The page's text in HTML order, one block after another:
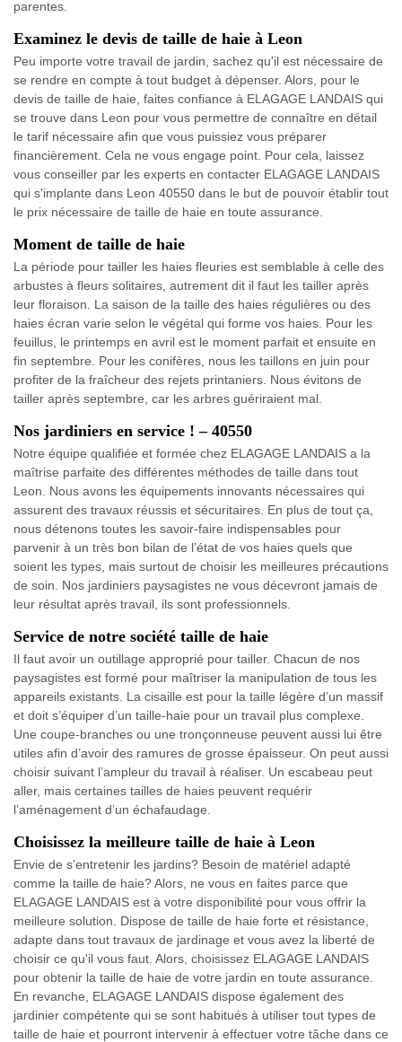
parentes.
Examinez le devis de taille de haie à Leon
Peu importe votre travail de jardin, sachez qu'il est nécessaire de
se rendre en compte à tout budget à dépenser. Alors, pour le
devis de taille de haie, faites confiance à ELAGAGE LANDAIS qui
se trouve dans Leon pour vous permettre de connaître en détail
le tarif nécessaire afin que vous puissiez vous préparer
financièrement. Cela ne vous engage point. Pour cela, laissez
vous conseiller par les experts en contacter ELAGAGE LANDAIS
qui s'implante dans Leon 40550 dans le but de pouvoir établir tout
le prix nécessaire de taille de haie en toute assurance.
Moment de taille de haie
La période pour tailler les haies fleuries est semblable à celle des
arbustes à fleurs solitaires, autrement dit il faut les tailler après
leur floraison. La saison de la taille des haies régulières ou des
haies écran varie selon le végétal qui forme vos haies. Pour les
feuillus, le printemps en avril est le moment parfait et ensuite en
fin septembre. Pour les conifères, nous les taillons en juin pour
profiter de la fraîcheur des rejets printaniers. Nous évitons de
tailler après septembre, car les arbres guériraient mal.
Nos jardiniers en service ! – 40550
Notre équipe qualifiée et formée chez ELAGAGE LANDAIS a la
maîtrise parfaite des différentes méthodes de taille dans tout
Leon. Nous avons les équipements innovants nécessaires qui
assurent des travaux réussis et sécuritaires. En plus de tout ça,
nous détenons toutes les savoir-faire indispensables pour
parvenir à un très bon bilan de l’état de vos haies quels que
soient les types, mais surtout de choisir les meilleures précautions
de soin. Nos jardiniers paysagistes ne vous décevront jamais de
leur résultat après travail, ils sont professionnels.
Service de notre société taille de haie
Il faut avoir un outillage approprié pour tailler. Chacun de nos
paysagistes est formé pour maîtriser la manipulation de tous les
appareils existants. La cisaille est pour la taille légère d’un massif
et doit s’équiper d’un taille-haie pour un travail plus complexe.
Une coupe-branches ou une tronçonneuse peuvent aussi lui être
utiles afin d’avoir des ramures de grosse épaisseur. On peut aussi
choisir suivant l’ampleur du travail à réaliser. Un escabeau peut
aller, mais certaines tailles de haies peuvent requérir
l’aménagement d’un échafaudage.
Choisissez la meilleure taille de haie à Leon
Envie de s'entretenir les jardins? Besoin de matériel adapté
comme la taille de haie? Alors, ne vous en faites parce que
ELAGAGE LANDAIS est à votre disponibilité pour vous offrir la
meilleure solution. Dispose de taille de haie forte et résistance,
adapte dans tout travaux de jardinage et vous avez la liberté de
choisir ce qu'il vous faut. Alors, choisissez ELAGAGE LANDAIS
pour obtenir la taille de haie de votre jardin en toute assurance.
En revanche, ELAGAGE LANDAIS dispose également des
jardinier compétente qui se sont habitués à utiliser tout types de
taille de haie et pourront intervenir à effectuer votre tâche dans ce